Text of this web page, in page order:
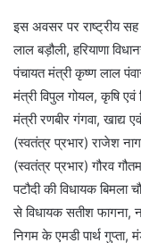
इस अवसर पर राष्ट्रीय सह
लाल बड़ौली, हरियाणा
पंचायत मंत्री कृष्ण लाल
मंत्री विपुल गोयल, कृषि एवं
मंत्री रणबीर गंगवा, खाद्य
(स्वतंत्र प्रभार) राजेश
(स्वतंत्र प्रभार) गौरव
पटौदी की विधायक
से विधायक सतीश फागना,
निगम के एमडी पार्थ